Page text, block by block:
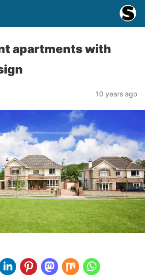
apartments with
10 years ago